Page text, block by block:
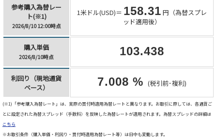
参考購入為替レー
ト(※1)
2026/8/10 12:00時点
1米ドル(USD)＝ 158.31 円（為替スプレ
ッド適用後）
購入単価
2026/8/10時点 103.438
利回り（現地通貨
ベース）
7.008 % (税引前･複利)
(※1)「参考購入為替レート」は、実際の買付時適用為替レートと異なります。お取引に際しては、各通貨ご
とに設定された為替スプレッド（手数料）を反映した為替レートが適用されます。為替スプレッドの詳細は
こちら
※お取引条件（購入単価・利回り・買付時適用為替レート等）は日中も変動します。